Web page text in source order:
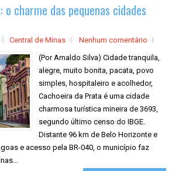
o charme das pequenas cidades
Central de Minas
Nenhum comentário
(Por Arnaldo Silva) Cidade tranquila,
alegre, muito bonita, pacata, povo
simples, hospitaleiro e acolhedor,
Cachoeira da Prata é uma cidade
charmosa turística mineira de 3693,
segundo último censo do IBGE.
Distante 96 km de Belo Horizonte e
e acesso pela BR-040, o município faz